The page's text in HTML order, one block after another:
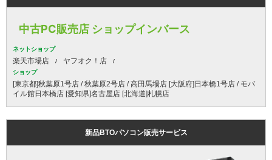
中古PC販売店 ショップインバース
ネットショップ
楽天市場店 ヤフオク！店
ショップ
[東京都]秋葉原1号店 / 秋葉原2号店 / 高田馬場店 [大阪府]日本橋1号店 / モバ
イル館日本橋店 [愛知県]名古屋店 [北海道]札幌店
新品BTOパソコン販売サービス